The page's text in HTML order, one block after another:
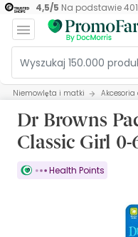
4,5/5 Na podstawie
Niemowlęta i matki
Dr Browns
Classic Girl 0-
Health Points